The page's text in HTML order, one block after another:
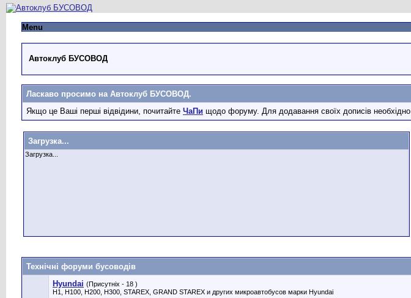
Menu
Автоклуб БУСОВОД
Ласкаво просимо на Автоклуб БУСОВОД.
Якщо це Ваші перші відвідини, почитайте ЧаПи щодо форуму. Для додавання своїх дописів необхідно
Загрузка...
Загрузка...
Технічні форуми бусоводів
Hyundai (Присутніх - 18 )
H1, H100, H200, H300, STAREX, GRAND STAREX и других микроавтобусов марки Hyundai